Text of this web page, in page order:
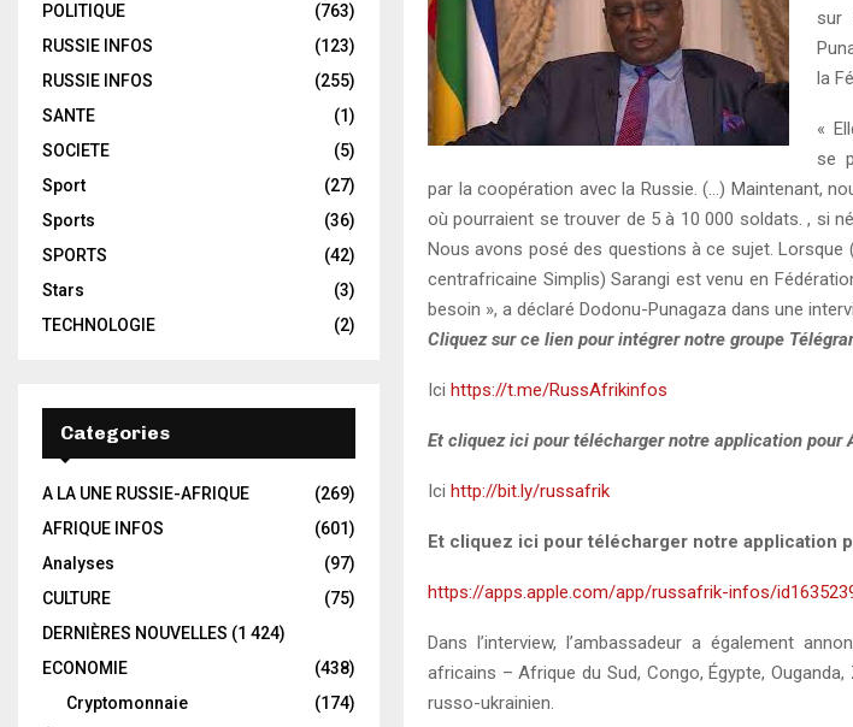
sur
la
«
se
par la coopération avec la Russie. (…) Maintenant,
où pourraient se trouver de 5 à 10 000 soldats. , si
Nous avons posé des questions à ce sujet. Lorsque
centrafricaine Simplis) Sarangi est venu en
besoin », a déclaré Dodonu-Punagaza dans une
Cliquez sur ce lien pour intégrer notre groupe
Ici https://t.me/RussAfrikinfos
Et cliquez ici pour télécharger notre application pour
Ici http://bit.ly/russafrik
Et cliquez ici pour télécharger notre application
https://apps.apple.com/app/russafrik-infos/
Dans l’interview, l’ambassadeur a également
africains – Afrique du Sud, Congo, Égypte,
russo-ukrainien.
POLITIQUE
(763)
RUSSIE INFOS
(123)
RUSSIE INFOS
(255)
SANTE
(1)
SOCIETE
(5)
Sport
(27)
Sports
(36)
SPORTS
(42)
Stars
(3)
TECHNOLOGIE
(2)
Categories
A LA UNE RUSSIE-AFRIQUE
(269)
AFRIQUE INFOS
(601)
Analyses
(97)
CULTURE
(75)
DERNIÈRES NOUVELLES (1 424)
ECONOMIE
(438)
Cryptomonnaie
(174)